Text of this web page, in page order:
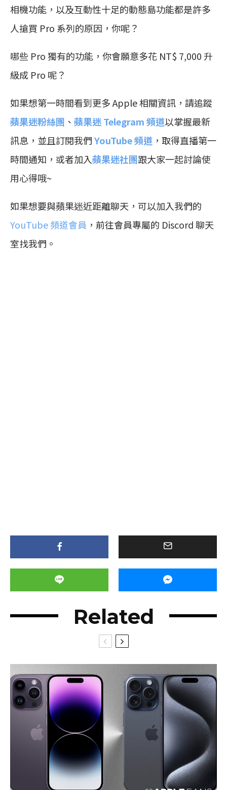
相機功能，以及互動性十足的動態島功能都是許多
人搶買 Pro 系列的原因，你呢？
哪些 Pro 獨有的功能，你會願意多花 NT$ 7,000 升
級成 Pro 呢？
如果想第一時間看到更多 Apple 相關資訊，請追蹤
蘋果迷粉絲團 、 蘋果迷 Telegram 頻道以掌握最新
訊息，並且訂閱我們YouTube 頻道 ，取得直播第一
時間通知，或者加入蘋果迷社團跟大家一起討論使
用心得哦~
如果想要與蘋果迷近距離聊天，可以加入我們的
YouTube 頻道會員 ，前往會員專屬的 Discord 聊天
室找我們。
Related